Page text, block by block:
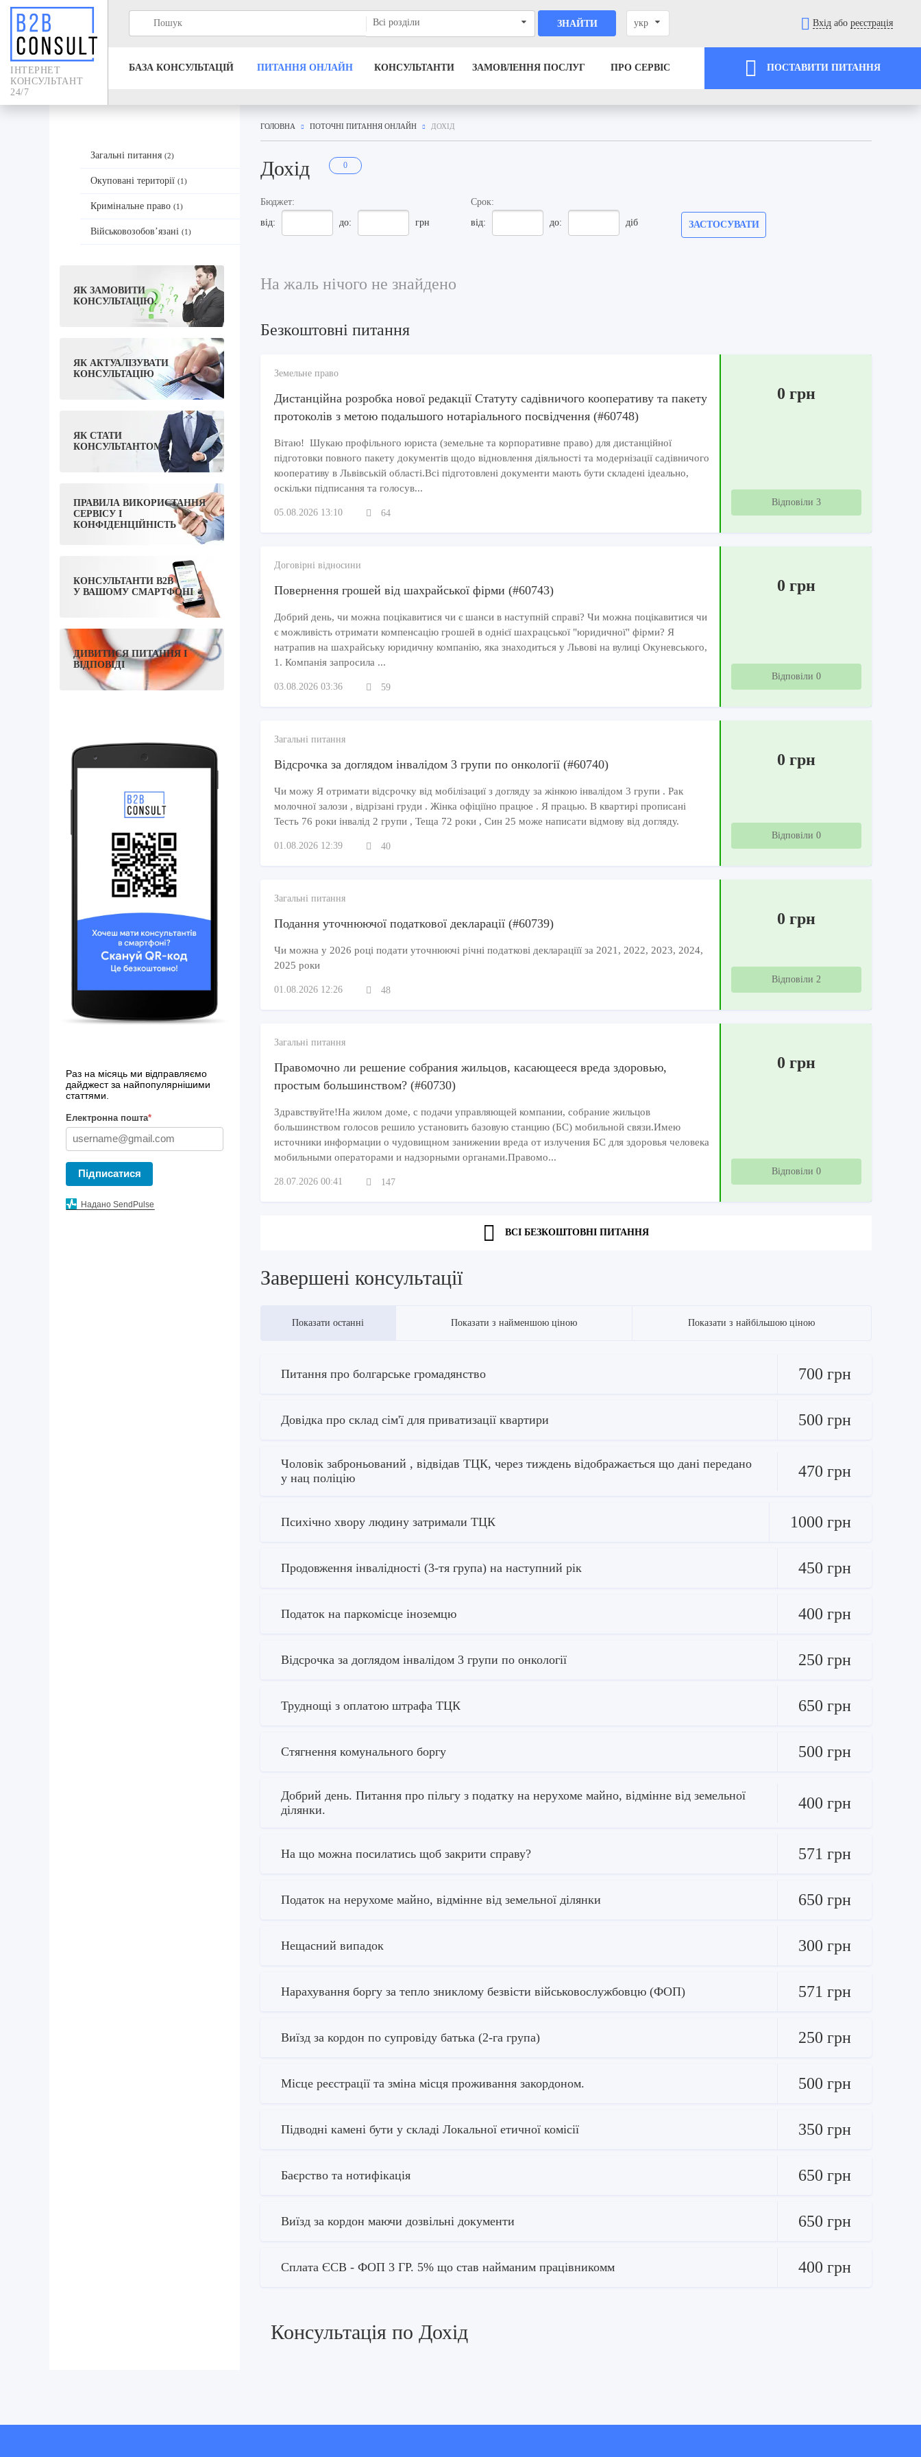
IНТЕРНЕТ
КОНСУЛЬТАНТ
24/7
Всі розділи ЗНАЙТИ укр Вхід або реєстрація
БАЗА КОНСУЛЬТАЦIЙ ПИТАННЯ ОНЛАЙН КОНСУЛЬТАНТИ ЗАМОВЛЕННЯ ПОСЛУГ ПРО СЕРВІС ПОСТАВИТИ ПИТАННЯ
Загальні питання (2)
Окуповані території (1)
Кримінальне право (1)
Військовозобов’язані (1)
ЯК ЗАМОВИТИ
КОНСУЛЬТАЦІЮ.
ЯК АКТУАЛІЗУВАТИ
КОНСУЛЬТАЦІЮ
ЯК СТАТИ
КОНСУЛЬТАНТОМ
ПРАВИЛА ВИКОРИСТАННЯ
СЕРВІСУ І
КОНФІДЕНЦІЙНІСТЬ
КОНСУЛЬТАНТИ B2B
У ВАШОМУ СМАРТФОНІ
ДИВИТИСЯ ПИТАННЯ І
ВІДПОВІДІ
Раз на місяць ми відправляємо
дайджест за найпопулярнішими
статтями.
Електронна пошта*
Підписатися
Надано SendPulse
ГОЛОВНА ПОТОЧНІ ПИТАННЯ ОНЛАЙН ДОХІД
Дохід 0
Бюджет:
від:
до: грн
Срок:
від:
до: діб ЗАСТОСУВАТИ
На жаль нічого не знайдено
Безкоштовні питання
Земельне право
Дистанційна розробка нової редакції Статуту садівничого кооперативу та пакету
протоколів з метою подальшого нотаріального посвідчення (#60748)
Вітаю! Шукаю профільного юриста (земельне та корпоративне право) для дистанційної
підготовки повного пакету документів щодо відновлення діяльності та модернізації садівничого
кооперативу в Львівській області.Всі підготовлені документи мають бути складені ідеально,
оскільки підписання та голосув...
05.08.2026 13:10 64
0 грн
Відповіли 3
Договірні відносини
Повернення грошей від шахрайської фірми (#60743)
Добрий день, чи можна поцікавитися чи є шанси в наступній справі? Чи можна поцікавитися чи
є можливість отримати компенсацію грошей в однієї шахрацської "юридичної" фірми? Я
натрапив на шахрайську юридичну компанію, яка знаходиться у Львові на вулиці Окуневського,
1. Компанія запросила ...
03.08.2026 03:36 59
0 грн
Відповіли 0
Загальні питання
Відсрочка за доглядом інвалідом 3 групи по онкології (#60740)
Чи можу Я отримати відсрочку від мобілізациї з догляду за жінкою інвалідом 3 групи . Рак
молочної залози , відрізані груди . Жінка офіціїно працюе . Я працью. В квартирі прописані
Тесть 76 роки інвалід 2 групи , Теща 72 роки , Син 25 може написати відмову від догляду.
01.08.2026 12:39 40
0 грн
Відповіли 0
Загальні питання
Подання уточнюючої податкової декларації (#60739)
Чи можна у 2026 році подати уточнюючі річні податкові деклараціїї за 2021, 2022, 2023, 2024,
2025 роки
01.08.2026 12:26 48
0 грн
Відповіли 2
Загальні питання
Правомочно ли решение собрания жильцов, касающееся вреда здоровью,
простым большинством? (#60730)
Здравствуйте!На жилом доме, с подачи управляющей компании, собрание жильцов
большинством голосов решило установить базовую станцию (БС) мобильной связи.Имею
источники информации о чудовищном занижении вреда от излучения БС для здоровья человека
мобильными операторами и надзорными органами.Правомо...
28.07.2026 00:41 147
0 грн
Відповіли 0
ВСІ БЕЗКОШТОВНІ ПИТАННЯ
Завершені консультації
Показати останні Показати з найменшою ціною Показати з найбільшою ціною
Питання про болгарське громадянство 700 грн
Довідка про склад сім'ї для приватизації квартири 500 грн
Чоловік заброньований , відвідав ТЦК, через тиждень відображається що дані передано
у нац поліцію
470 грн
Психічно хвору людину затримали ТЦК 1000 грн
Продовження інвалідності (3-тя група) на наступний рік 450 грн
Податок на паркомісце іноземцю 400 грн
Відсрочка за доглядом інвалідом 3 групи по онкології 250 грн
Труднощі з оплатою штрафа ТЦК 650 грн
Стягнення комунального боргу 500 грн
Добрий день. Питання про пільгу з податку на нерухоме майно, відмінне від земельної
ділянки.
400 грн
На що можна посилатись щоб закрити справу? 571 грн
Податок на нерухоме майно, відмінне від земельної ділянки 650 грн
Нещасний випадок 300 грн
Нарахування боргу за тепло зниклому безвісти військовослужбовцю (ФОП) 571 грн
Виїзд за кордон по супровіду батька (2-га група) 250 грн
Місце реєстрації та зміна місця проживання закордоном. 500 грн
Підводні камені бути у складі Локальної етичної комісії 350 грн
Баєрство та нотифікація 650 грн
Виїзд за кордон маючи дозвільні документи 650 грн
Сплата ЄСВ - ФОП 3 ГР. 5% що став найманим працівникомм 400 грн
Консультація по Дохід